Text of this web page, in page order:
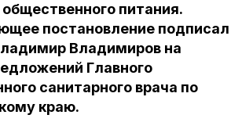
питания.
постановление подписал
Владимиров на
Главного
санитарного врача по
краю.